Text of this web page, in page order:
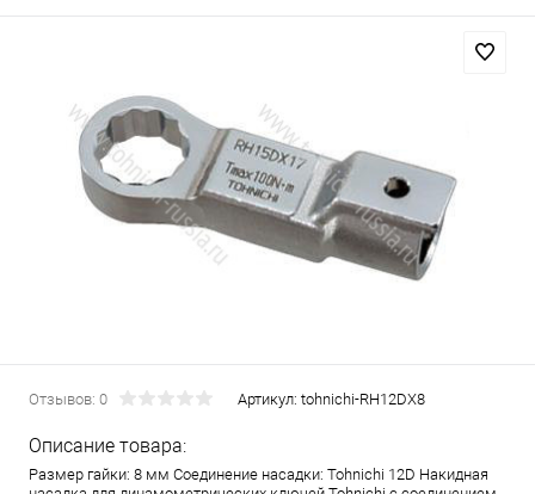
Отзывов: 0 Артикул: tohnichi-RH12DX8
Описание товара:
Размер гайки: 8 мм Соединение насадки: Tohnichi 12D Накидная